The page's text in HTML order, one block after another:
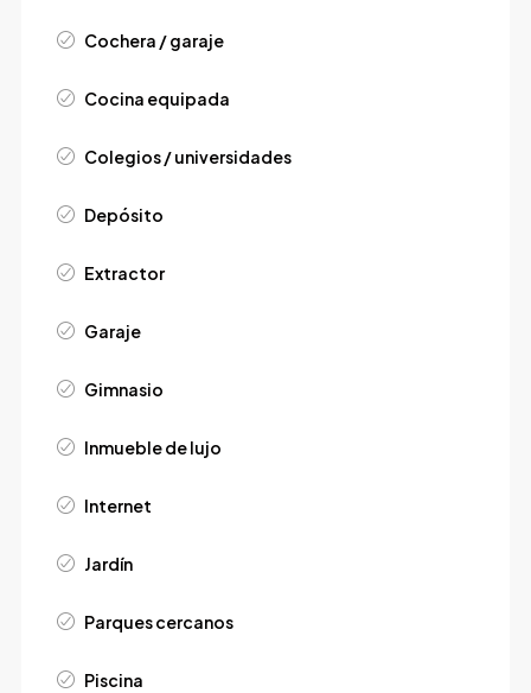
Cochera / garaje
Cocina equipada
Colegios / universidades
Depósito
Extractor
Garaje
Gimnasio
Inmueble de lujo
Internet
Jardín
Parques cercanos
Piscina